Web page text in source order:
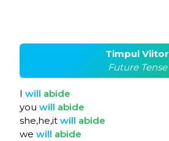
Timpul Viitor
Future Tense
I will abide
you will abide
she,he,it will abide
we will abide